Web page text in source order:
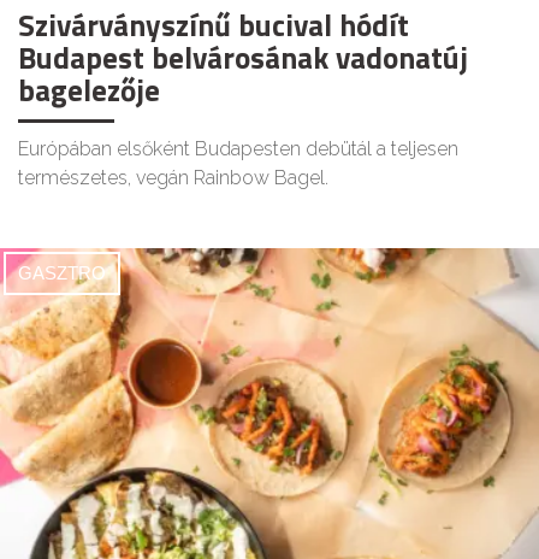
Szivárványszínű bucival hódít
Budapest belvárosának vadonatúj
bagelezője
Európában elsőként Budapesten debütál a teljesen
természetes, vegán Rainbow Bagel.
GASZTRO